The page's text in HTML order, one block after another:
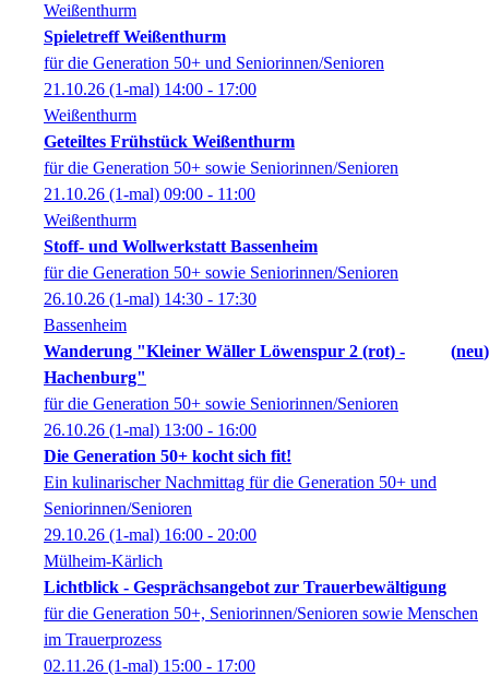
Weißenthurm
Spieletreff Weißenthurm
für die Generation 50+ und Seniorinnen/Senioren
21.10.26 (1-mal) 14:00 - 17:00
Weißenthurm
Geteiltes Frühstück Weißenthurm
für die Generation 50+ sowie Seniorinnen/Senioren
21.10.26 (1-mal) 09:00 - 11:00
Weißenthurm
Stoff- und Wollwerkstatt Bassenheim
für die Generation 50+ sowie Seniorinnen/Senioren
26.10.26 (1-mal) 14:30 - 17:30
Bassenheim
Wanderung "Kleiner Wäller Löwenspur 2 (rot) -
Hachenburg"
neu
für die Generation 50+ sowie Seniorinnen/Senioren
26.10.26 (1-mal) 13:00 - 16:00
Die Generation 50+ kocht sich fit!
Ein kulinarischer Nachmittag für die Generation 50+ und
Seniorinnen/Senioren
29.10.26 (1-mal) 16:00 - 20:00
Mülheim-Kärlich
Lichtblick - Gesprächsangebot zur Trauerbewältigung
für die Generation 50+, Seniorinnen/Senioren sowie Menschen
im Trauerprozess
02.11.26 (1-mal) 15:00 - 17:00